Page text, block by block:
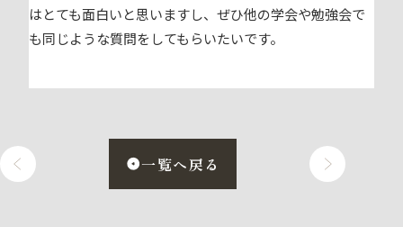
はとても面白いと思いますし、ぜひ他の学会や勉強会で
も同じような質問をしてもらいたいです。
一覧へ戻る